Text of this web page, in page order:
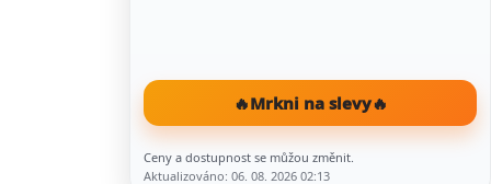
🔥Mrkni na slevy🔥
Ceny a dostupnost se můžou změnit.
Aktualizováno: 06. 08. 2026 02:13